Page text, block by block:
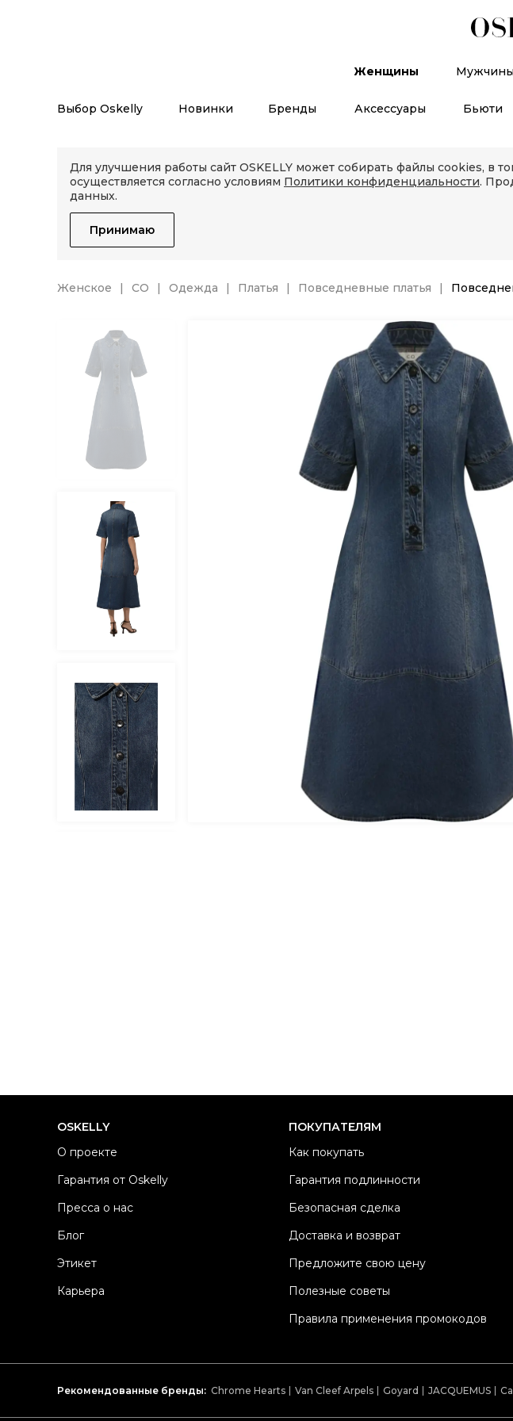
Женщины Мужчины
Выбор Oskelly Новинки Бренды Аксессуары Бьюти
Для улучшения работы сайт OSKELLY может собирать файлы cookies, в
осуществляется согласно условиям Политики конфиденциальности.
данных.
Принимаю
Женское CO Одежда Платья Повседневные платья
OSKELLY
О проекте
Гарантия от Oskelly
Пресса о нас
Блог
Этикет
Карьера
ПОКУПАТЕЛЯМ
Как покупать
Гарантия подлинности
Безопасная сделка
Доставка и возврат
Предложите свою цену
Полезные советы
Правила применения промокодов
Рекомендованные бренды: Chrome Hearts Van Cleef Arpels Goyard JACQUEMUS